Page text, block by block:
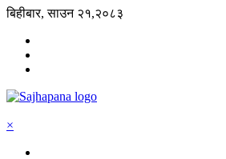
बिहीबार, साउन २१,२०८३
×